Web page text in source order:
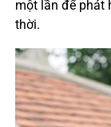
một lần để phát
thời.